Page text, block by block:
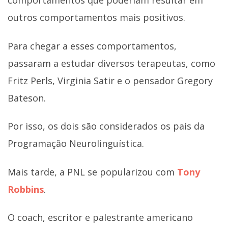
outros comportamentos mais positivos.
Para chegar a esses comportamentos,
passaram a estudar diversos terapeutas, como
Fritz Perls, Virginia Satir e o pensador Gregory
Bateson.
Por isso, os dois são considerados os pais da
Programação Neurolinguística.
Mais tarde, a PNL se popularizou com Tony
Robbins.
O coach, escritor e palestrante americano